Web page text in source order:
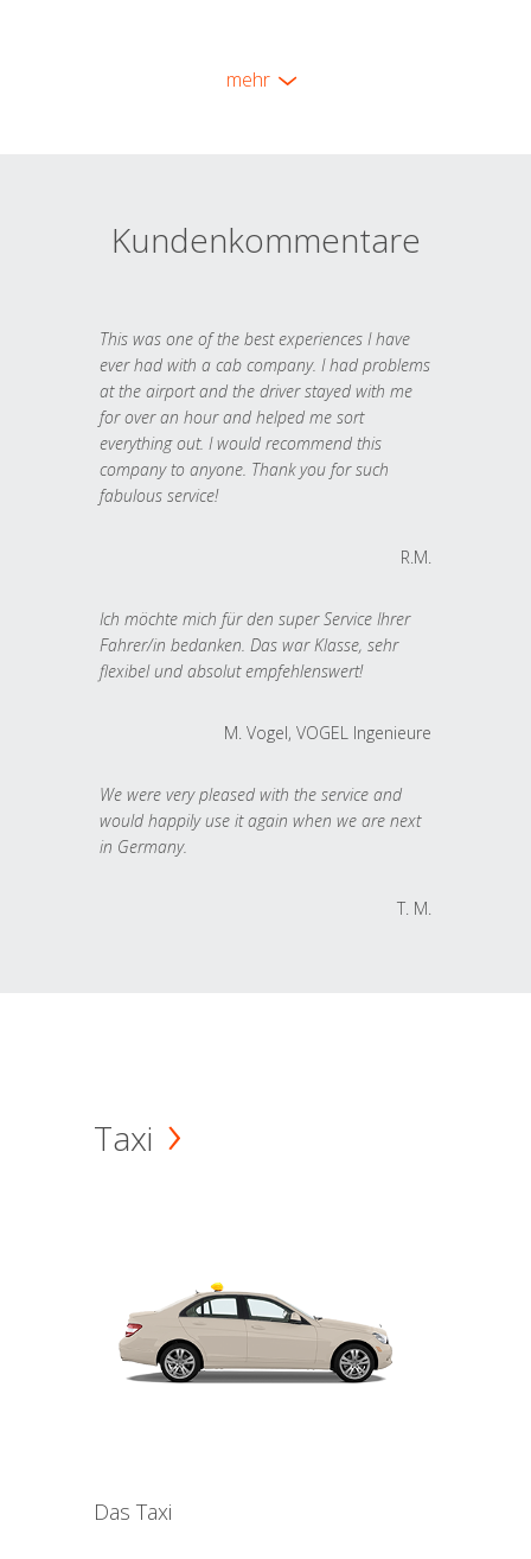
mehr
Kundenkommentare
This was one of the best experiences I have
ever had with a cab company. I had problems
at the airport and the driver stayed with me
for over an hour and helped me sort
everything out. I would recommend this
company to anyone. Thank you for such
fabulous service!
R.M.
Ich möchte mich für den super Service Ihrer
Fahrer/in bedanken. Das war Klasse, sehr
flexibel und absolut empfehlenswert!
M. Vogel, VOGEL Ingenieure
We were very pleased with the service and
would happily use it again when we are next
in Germany.
T. M.
Taxi
Das Taxi